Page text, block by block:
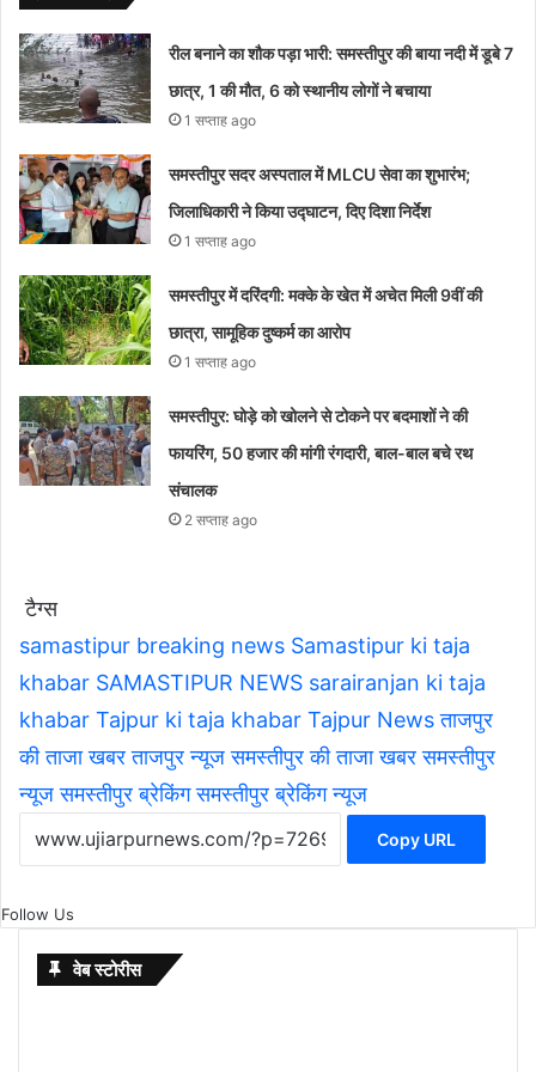
रील बनाने का शौक पड़ा भारी: समस्तीपुर की बाया नदी में डूबे 7
छात्र, 1 की मौत, 6 को स्थानीय लोगों ने बचाया
1 सप्ताह ago
समस्तीपुर सदर अस्पताल में MLCU सेवा का शुभारंभ;
जिलाधिकारी ने किया उद्घाटन, दिए दिशा निर्देश
1 सप्ताह ago
समस्तीपुर में दरिंदगी: मक्के के खेत में अचेत मिली 9वीं की
छात्रा, सामूहिक दुष्कर्म का आरोप
1 सप्ताह ago
समस्तीपुर: घोड़े को खोलने से टोकने पर बदमाशों ने की
फायरिंग, 50 हजार की मांगी रंगदारी, बाल-बाल बचे रथ
संचालक
2 सप्ताह ago
टैग्स
samastipur breaking news Samastipur ki taja
khabar SAMASTIPUR NEWS sarairanjan ki taja
khabar Tajpur ki taja khabar Tajpur News ताजपुर
की ताजा खबर ताजपुर न्यूज समस्तीपुर की ताजा खबर समस्तीपुर
न्यूज समस्तीपुर ब्रेकिंग समस्तीपुर ब्रेकिंग न्यूज
Copy URL
Follow Us
वेब स्टोरीस